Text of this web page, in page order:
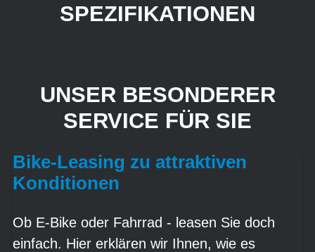
SPEZIFIKATIONEN
UNSER BESONDERER
SERVICE FÜR SIE
Bike-Leasing zu attraktiven
Konditionen
Ob E-Bike oder Fahrrad - leasen Sie doch
einfach. Hier erklären wir Ihnen, wie es